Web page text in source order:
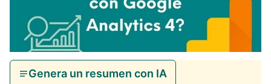
Genera un resumen con IA